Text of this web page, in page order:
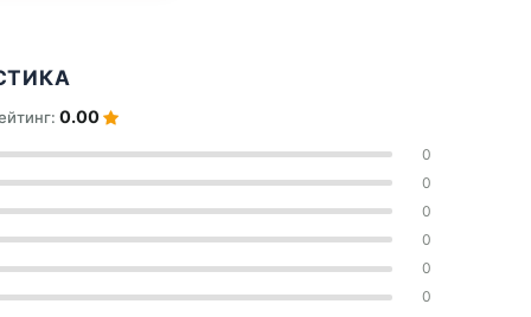
0.00
0
0
0
0
0
0